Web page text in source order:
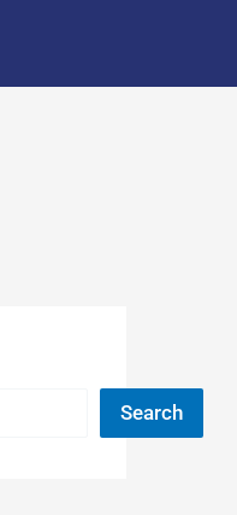
Search